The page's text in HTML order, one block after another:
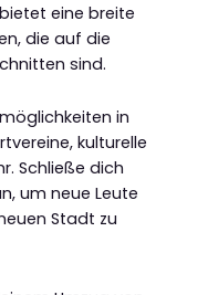
eine breite
die auf die
sind.
in
kulturelle
Schließe dich
um neue Leute
Stadt zu